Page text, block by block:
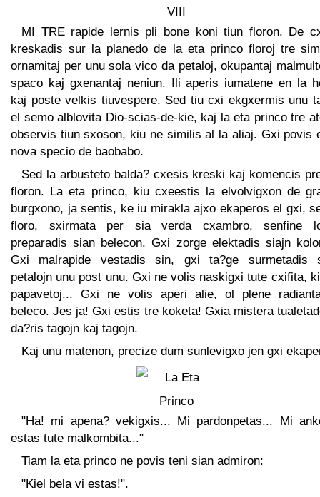
MI TRE rapide lernis pli bone koni tiun floron. De
kreskadis sur la planedo de la eta princo floroj tre
ornamitaj per unu sola vico da petaloj, okupantaj
spaco kaj gxenantaj neniun. Ili aperis iumatene en la
kaj poste velkis tiuvespere. Sed tiu cxi ekgxermis unu
el semo alblovita Dio-scias-de-kie, kaj la eta princo tre
observis tiun sxoson, kiu ne similis al la aliaj. Gxi povis
nova specio de baobabo.
Sed la arbusteto balda? cxesis kreski kaj komencis
floron. La eta princo, kiu cxeestis la elvolvigxon de
burgxono, ja sentis, ke iu mirakla ajxo ekaperos el gxi,
floro, sxirmata per sia verda cxambro, senfine
preparadis sian belecon. Gxi zorge elektadis siajn
Gxi malrapide vestadis sin, gxi ta?ge surmetadis
petalojn unu post unu. Gxi ne volis naskigxi tute cxifita,
papavetoj... Gxi ne volis aperi alie, ol plene
beleco. Jes ja! Gxi estis tre koketa! Gxia mistera
da?ris tagojn kaj tagojn.
Kaj unu matenon, precize dum sunlevigxo jen gxi
"Ha! mi apena? vekigxis... Mi pardonpetas... Mi
estas tute malkombita..."
Tiam la eta princo ne povis teni sian admiron:
"Kiel bela vi estas!".